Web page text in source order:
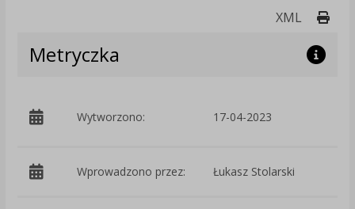
XML
Metryczka
Wytworzono: 17-04-2023
Wprowadzono przez: Łukasz Stolarski